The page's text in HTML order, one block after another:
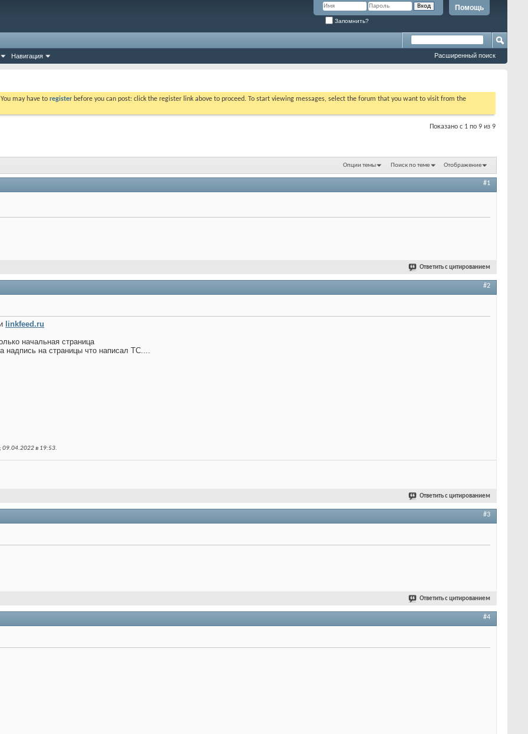
Помощь
Запомнить?
Навигация Расширенный поиск
may have to register before you can post: click the register link above to proceed. To start viewing messages, select the forum that you want to visit from the
Показано с 1 по 9 из 9
Опции темы Поиск по теме Отображение
#1
Ответить с цитированием
#2
linkfeed.ru
начальная страница
надпись на страницы что написал ТС....
09.04.2022 в 19:53.
Ответить с цитированием
#3
Ответить с цитированием
#4